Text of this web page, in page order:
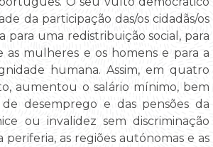
da participação das/os cidadãs/os
para uma redistribuição social, para
mulheres e os homens e para a
humana. Assim, em quatro
aumentou o salário mínimo, bem
desemprego e das pensões da
ou invalidez sem discriminação
as regiões autónomas e as